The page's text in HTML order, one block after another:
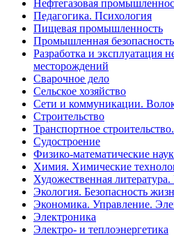
Нефтегазовая
Педагогика. Психология
Пищевая промышленность
Промышленная
Разработка и эксплуатация
месторождений
Сварочное дело
Сельское хозяйство
Сети и коммуникации.
Строительство
Транспортное
Судостроение
Физико-математические
Химия. Химические
Художественная
Экология. Безопасность
Экономика. Управление.
Электроника
Электро- и теплоэнергетика